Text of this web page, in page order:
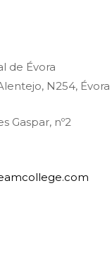
de Évora
N254, Évora
Gaspar, nº2